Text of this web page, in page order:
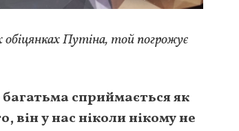
Путіна, той погрожує
сприймається як
він у нас ніколи нікому не